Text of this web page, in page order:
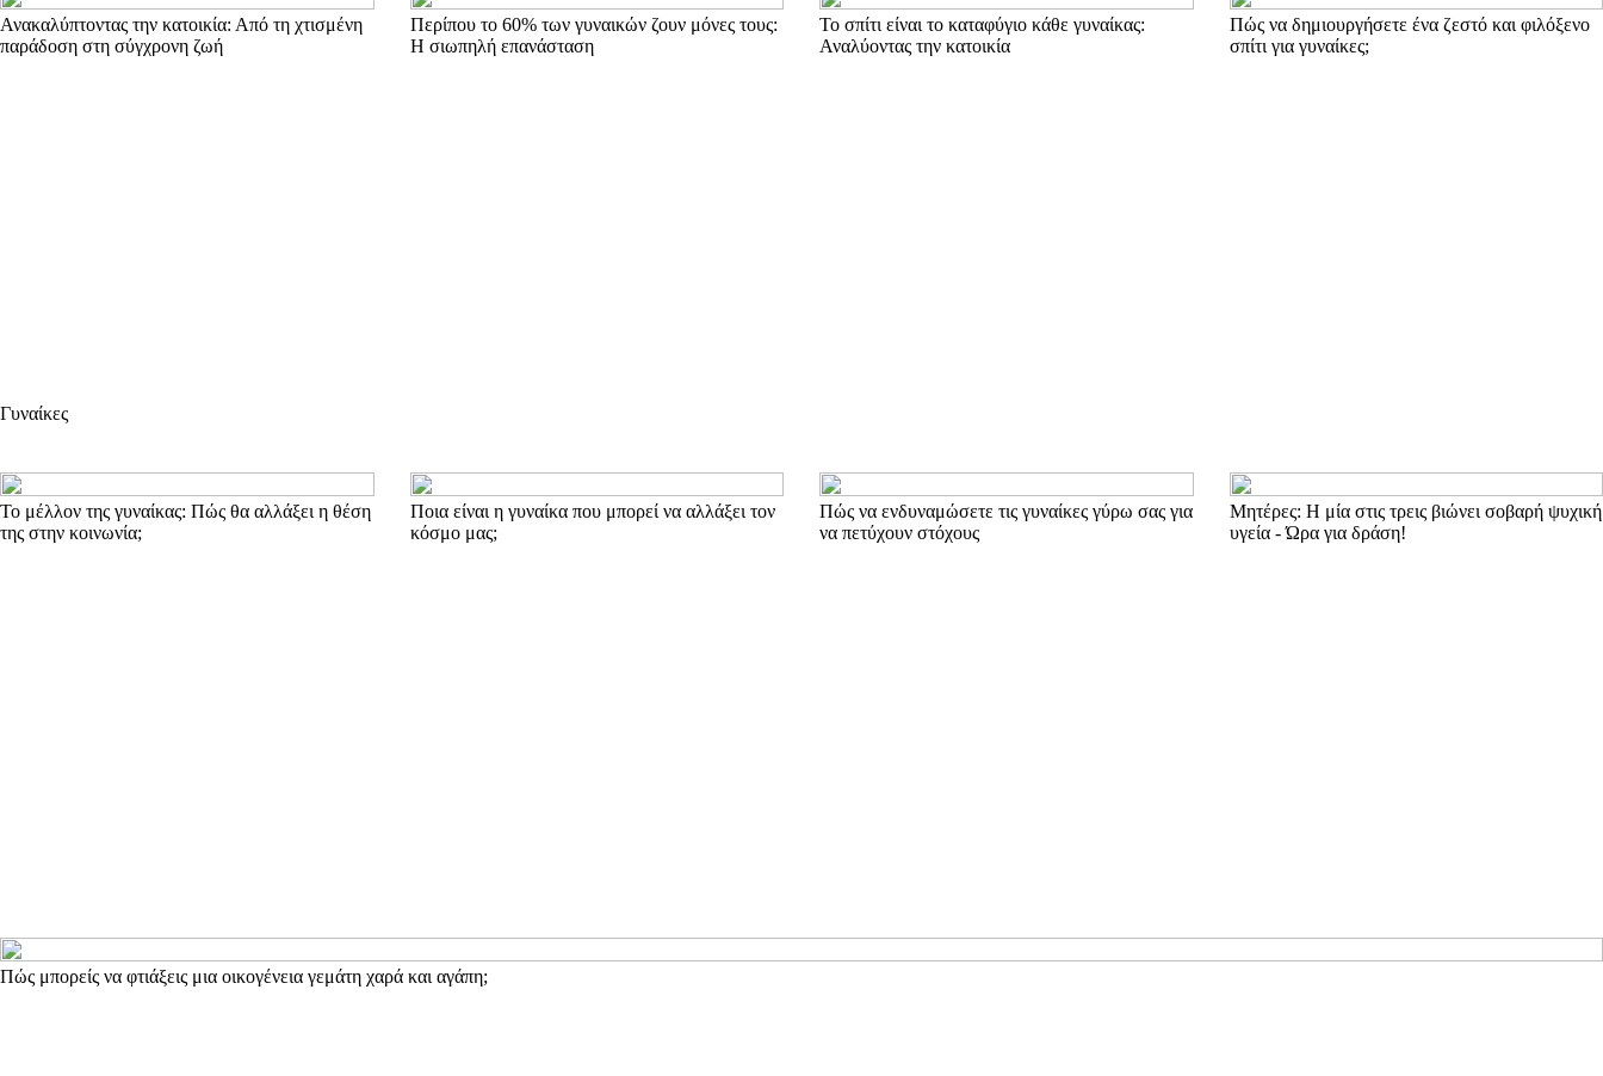
Ανακαλύπτοντας την κατοικία: Από τη χτισμένη
παράδοση στη σύγχρονη ζωή
Περίπου το 60% των γυναικών ζουν μόνες τους:
Η σιωπηλή επανάσταση
Το σπίτι είναι το καταφύγιο κάθε γυναίκας:
Αναλύοντας την κατοικία
Πώς να δημιουργήσετε ένα ζεστό και φιλόξενο
σπίτι για γυναίκες;
Γυναίκες
Το μέλλον της γυναίκας: Πώς θα αλλάξει η θέση
της στην κοινωνία;
Ποια είναι η γυναίκα που μπορεί να αλλάξει τον
κόσμο μας;
Πώς να ενδυναμώσετε τις γυναίκες γύρω σας για
να πετύχουν στόχους
Μητέρες: Η μία στις τρεις βιώνει σοβαρή ψυχική
υγεία - Ώρα για δράση!
Πώς μπορείς να φτιάξεις μια οικογένεια γεμάτη χαρά και αγάπη;